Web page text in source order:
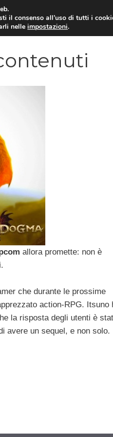
NEWS
allora promette: non è
che durante le prossime
action-RPG. Itsuno
la risposta degli utenti è
avere un sequel, e non solo.
il consenso all’uso di tutti i
nelleimpostazioni.